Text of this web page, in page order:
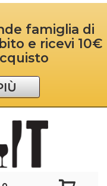
famiglia di
e ricevi 10€